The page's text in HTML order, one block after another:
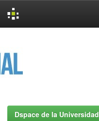
Dspace de la